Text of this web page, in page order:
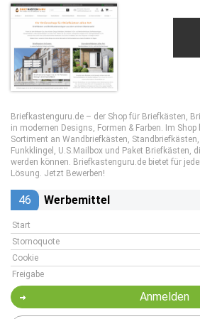
Briefkastenguru.de – der Shop für Briefkästen,
in modernen Designs, Formen & Farben. Im
Sortiment an Wandbriefkästen,
Funkklingel, U.S.Mailbox und Paket Briefkästen,
werden können. Briefkastenguru.de bietet für
Lösung. Jetzt Bewerben!
46 Werbemittel
Start
Stornoquote
Cookie
Freigabe
Anmelden